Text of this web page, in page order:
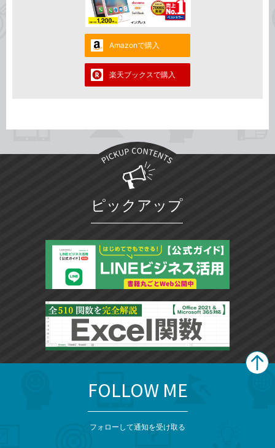
Amazonで購入
楽天ブックスで購入
ピックアップ
FOLLOW ME
フォローして通知を受け取る